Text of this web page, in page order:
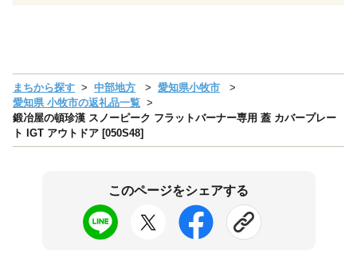
まちから探す 中部地方
愛知県小牧市
愛知県 小牧市の返礼品一覧
鍛冶屋の頓珍漢 スノーピーク フラットバーナー専用 蓋 カバープレー
ト IGT アウトドア [050S48]
このページをシェアする